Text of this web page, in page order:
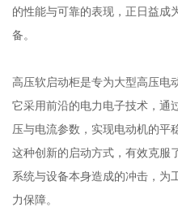
的性能与可靠的表现，正日益成
备。
高压软启动柜是专为大型高压电
它采用前沿的电力电子技术，通
压与电流参数，实现电动机的平
这种创新的启动方式，有效克服
系统与设备本身造成的冲击，为
力保障。